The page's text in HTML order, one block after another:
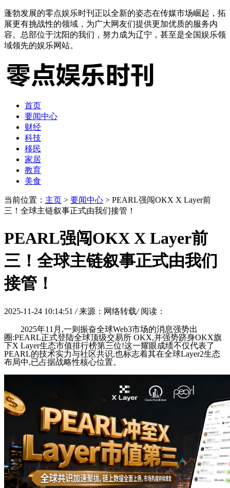
蓬勃发展的零点娱乐时刊正以全新的姿态在传媒市场崛起，拓
展更有挑战性的领域，为广大网友们提供更加优质的服务内
容。总部位于沈阳的我们，努力成为辽宁，甚至是全国娱乐领
域领先的娱乐网站。
首页
要闻中心
财经
科技
移民
家居
教育
美食
当前位置： 主页 > 要闻中心 > PEARL强闯OKX X Layer前
三！全球主链叙事正式由我们接管！
PEARL强闯OKX X Layer前
三！全球主链叙事正式由我们
接管！
2025-11-24 10:14:51 / 来源：网络转载/ 阅读：
2025年11月,一则振奋全球Web3市场的消息强势出
圈:PEARL正式登陆全球顶级交易所 OKX,并强势跻身OKX旗
下X Layer生态市值排行榜第三位!这一耀眼成绩不仅代表了
PEARL的技术实力与社区共识,也标志着其在全球Layer2生态
布局中,已占据战略性核心位置。